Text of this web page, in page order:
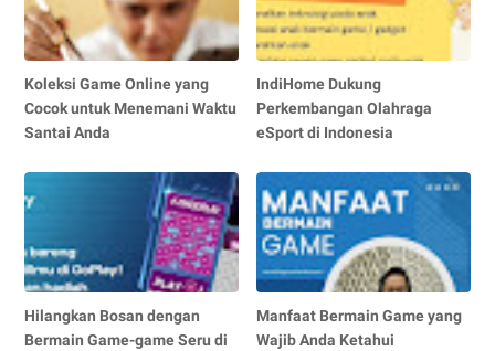
Koleksi Game Online yang
Cocok untuk Menemani Waktu
Santai Anda
IndiHome Dukung
Perkembangan Olahraga
eSport di Indonesia
Hilangkan Bosan dengan
Bermain Game-game Seru di
Manfaat Bermain Game yang
Wajib Anda Ketahui